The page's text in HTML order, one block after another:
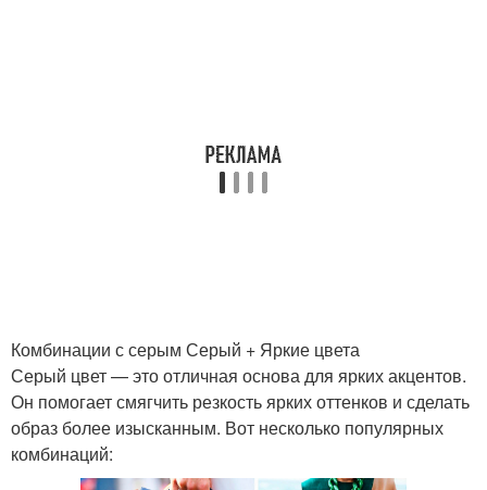
Нейтральные оттенки
Наряды с бежевым
цветом
Цветы с яркими
оттенками
Комбинации с серым Серый + Яркие цвета
Серый цвет — это отличная основа для ярких акцентов.
Он помогает смягчить резкость ярких оттенков и сделать
образ более изысканным. Вот несколько популярных
комбинаций: